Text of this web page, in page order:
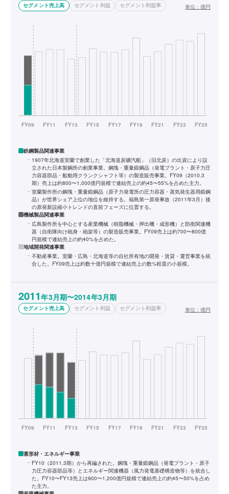
セグメント売上高 セグメント利益 セグメント利益率 単位： 億円
鉄鋼製品関連事業
1907年北海道室蘭で創業した「北海道炭礦汽船」（旧北炭）の出資により設
立された日本製鋼所の創業事業。鋼塊・重量鍛鋼品（発電プラント・原子力圧
力容器部品・船舶用クランクシャフト等）の製造販売事業。FY09（2010.3
期）売上は約800〜1,000億円規模で連結売上の約45〜55%を占めた主力。
室蘭製作所の鋼塊・重量鍛鋼品（原子力発電所の圧力容器・蒸気発生器用鍛鋼
品）が世界シェア上位の地位を維持する。福島第一原発事故（2011年3月）後
の原発新設縮小トレンドの直前フェーズに位置する。
機械製品関連事業
広島製作所を中心とする産業機械（樹脂機械・押出機・成形機）と防衛関連機
器（自衛隊向け砲身・砲架等）の製造販売事業。FY09売上は約700〜800億
円規模で連結売上の約40%を占めた。
地域開発関連事業
不動産事業。室蘭・広島・北海道等の自社所有地の開発・賃貸・運営事業を統
合した。FY09売上は約数十億円規模で連結売上の数%程度の小規模。
2011年3月期〜2014年3月期
セグメント売上高 セグメント利益 セグメント利益率 単位： 億円
素形材・エネルギー事業
FY10（2011.3期）から再編された。鋼塊・重量鍛鋼品（発電プラント・原子
力圧力容器部品等）とエネルギー関連機器（風力発電基礎構造物等）を統合し
た。FY10〜FY13売上は900〜1,200億円規模で連結売上の約45〜50%を占め
た主力。